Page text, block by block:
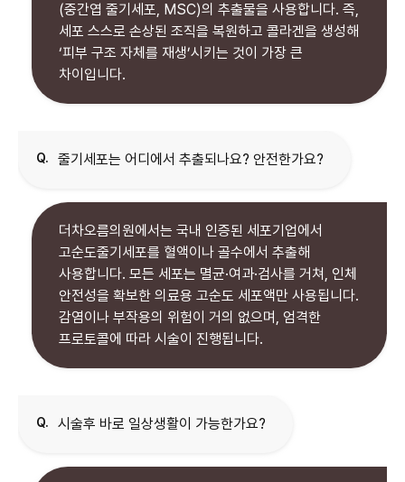
(중간엽 줄기세포, MSC)의 추출물을 사용합니다. 즉,
세포 스스로 손상된 조직을 복원하고 콜라겐을 생성해
‘피부 구조 자체를 재생’시키는 것이 가장 큰
차이입니다.
Q. 줄기세포는 어디에서 추출되나요? 안전한가요?
더차오름의원에서는 국내 인증된 세포기업에서
고순도줄기세포를 혈액이나 골수에서 추출해
사용합니다. 모든 세포는 멸균·여과·검사를 거쳐, 인체
안전성을 확보한 의료용 고순도 세포액만 사용됩니다.
감염이나 부작용의 위험이 거의 없으며, 엄격한
프로토콜에 따라 시술이 진행됩니다.
Q. 시술후 바로 일상생활이 가능한가요?